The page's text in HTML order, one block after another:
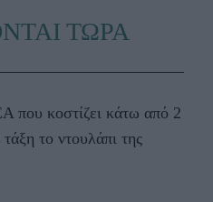
ΤΩΡΑ
που κοστίζει κάτω από 2
το ντουλάπι της